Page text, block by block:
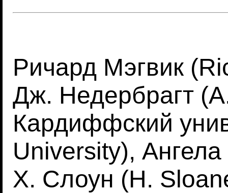
Ричард Мэгвик
Дж. Недербрагт
Кардиффский
University),
Х. Слоун (H.